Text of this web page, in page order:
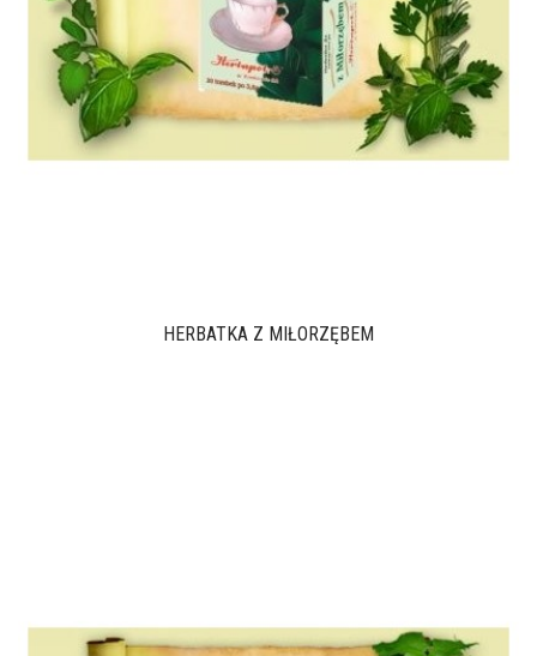
HERBATKA Z MIŁORZĘBEM